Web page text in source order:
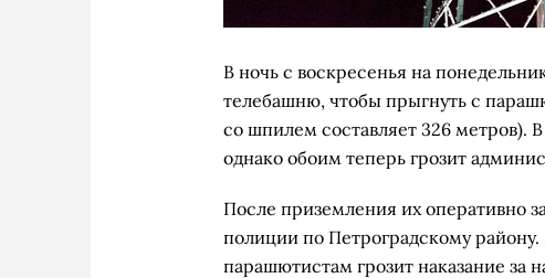
В ночь с воскресенья на
телебашню, чтобы прыгнуть с
со шпилем составляет 326 метров).
однако обоим теперь грозит
После приземления их оперативно
полиции по Петроградскому
парашютистам грозит наказание за